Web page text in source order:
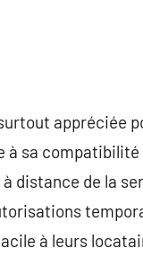
appréciée
sa
distance de la
à leurs